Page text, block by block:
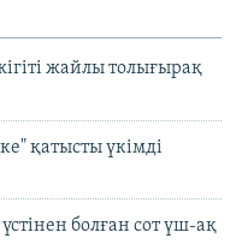
жайлы толығырақ
қатысты үкімді
болған сот үш-ақ